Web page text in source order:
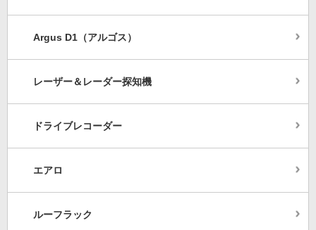
Argus D1（アルゴス）
レーザー＆レーダー探知機
ドライブレコーダー
エアロ
ルーフラック